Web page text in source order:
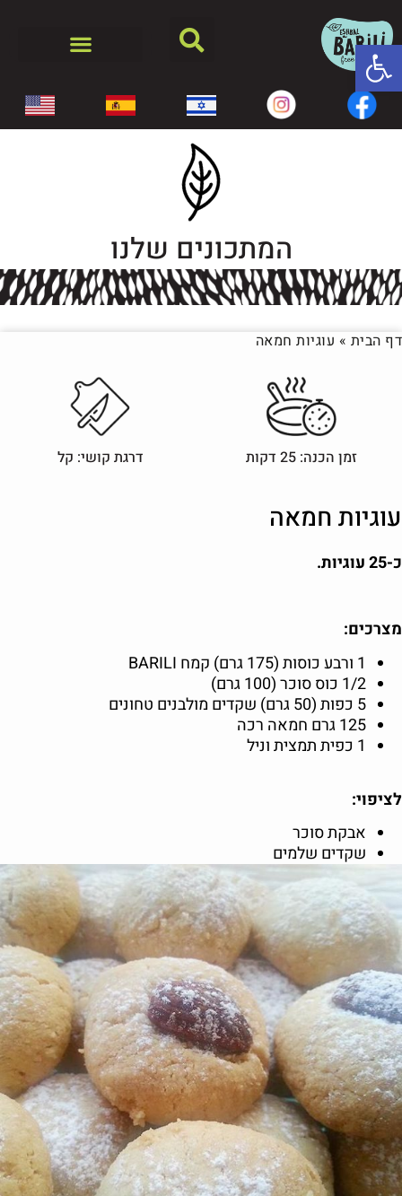
פתח סרגל נגישות
המתכונים שלנו
דף הבית » עוגיות חמאה
זמן הכנה: 25 דקות דרגת קושי: קל
עוגיות חמאה
כ-25 עוגיות.
מצרכים:
1 ורבע כוסות (175 גרם) קמח BARILI
1/2 כוס סוכר (100 גרם)
5 כפות (50 גרם) שקדים מולבנים טחונים
125 גרם חמאה רכה
1 כפית תמצית וניל
לציפוי:
אבקת סוכר
שקדים שלמים